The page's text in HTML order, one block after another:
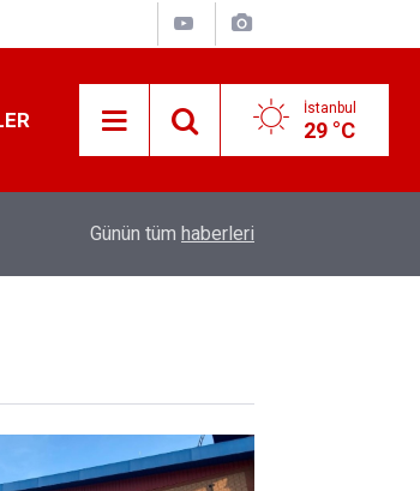
İstanbul
29 °C
Sıcak Havalarda Ödem Şikayetini Hafife
Günün tüm haberleri